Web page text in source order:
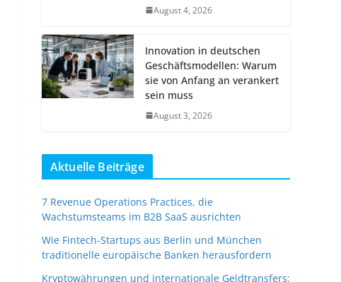
August 4, 2026
Innovation in deutschen
Geschäftsmodellen: Warum
sie von Anfang an verankert
sein muss
August 3, 2026
Aktuelle Beiträge
7 Revenue Operations Practices, die
Wachstumsteams im B2B SaaS ausrichten
Wie Fintech-Startups aus Berlin und München
traditionelle europäische Banken herausfordern
Kryptowährungen und internationale Geldtransfers: